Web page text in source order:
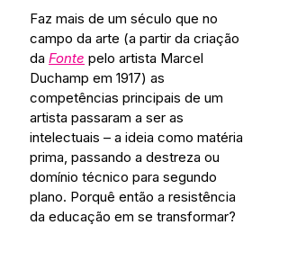
Faz mais de um século que no
campo da arte (a partir da criação
da Fonte pelo artista Marcel
Duchamp em 1917) as
competências principais de um
artista passaram a ser as
intelectuais – a ideia como matéria
prima, passando a destreza ou
domínio técnico para segundo
plano. Porquê então a resistência
da educação em se transformar?